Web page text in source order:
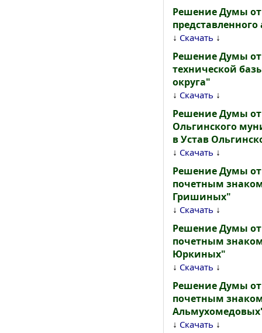
Решение Думы от
↓ Скачать ↓
Решение Думы от
технической
округа"
↓ Скачать ↓
Решение Думы от
Ольгинского
в Устав
↓ Скачать ↓
Решение Думы от
почетным
Гришиных"
↓ Скачать ↓
Решение Думы от
почетным
Юркиных"
↓ Скачать ↓
Решение Думы от
почетным
↓ Скачать ↓